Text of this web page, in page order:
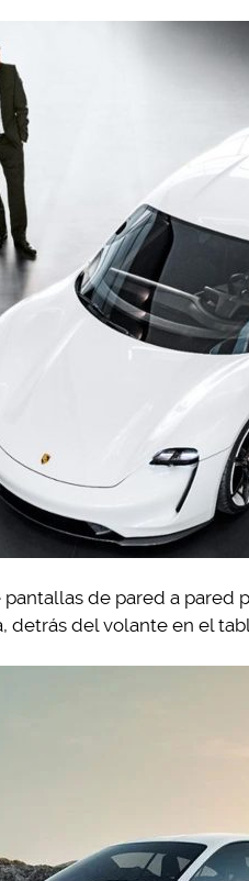
de pared a pared
detrás del volante en el